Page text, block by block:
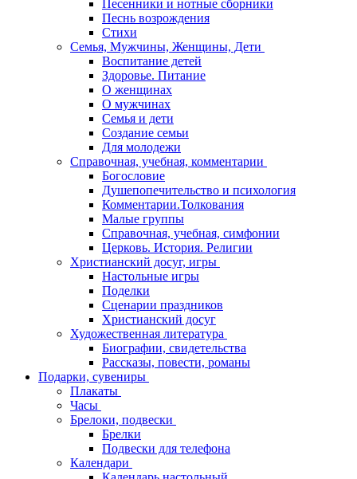
Песенники и нотные сборники
Песнь возрождения
Стихи
Семья, Мужчины, Женщины, Дети
Воспитание детей
Здоровье. Питание
О женщинах
О мужчинах
Семья и дети
Создание семьи
Для молодежи
Справочная, учебная, комментарии
Богословие
Душепопечительство и психология
Комментарии.Толкования
Малые группы
Справочная, учебная, симфонии
Церковь. История. Религии
Христианский досуг, игры
Настольные игры
Поделки
Сценарии праздников
Христианский досуг
Художественная литература
Биографии, свидетельства
Рассказы, повести, романы
Подарки, сувениры
Плакаты
Часы
Брелоки, подвески
Брелки
Подвески для телефона
Календари